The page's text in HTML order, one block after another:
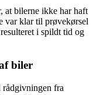
at bilerne ikke har haft
var klar til prøvekørsel
i spildt tid og
biler
rådgivningen fra